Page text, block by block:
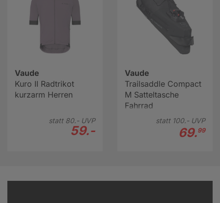
Vaude
Kuro II Radtrikot
kurzarm Herren
statt 80.-UVP
59.-
Vaude
Trailsaddle Compact
M Satteltasche
Fahrrad
statt 100.-UVP
69.99